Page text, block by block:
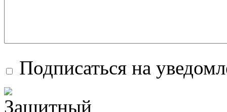
Подписаться на